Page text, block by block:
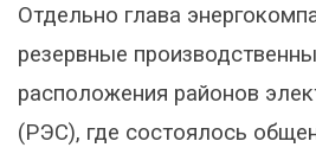
Отдельно глава
резервные
расположения районов
(РЭС), где состоялось